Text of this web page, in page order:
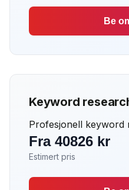
Be
Keyword
Profesjonell keyword
Fra 40826 kr
Estimert pris